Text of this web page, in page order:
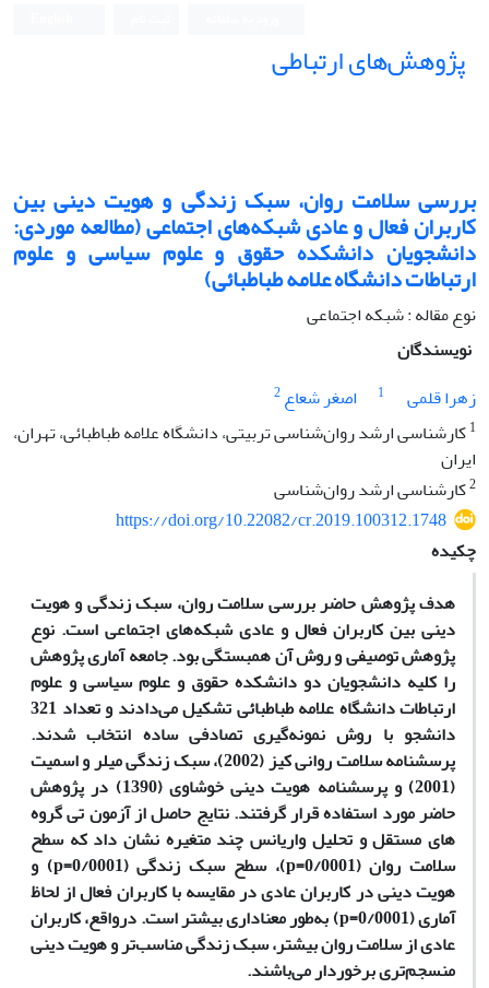
پژوهش‌های ارتباطی
بررسی سلامت روان، سبک زندگی و هویت دینی بین
کاربران فعال و عادی شبکه‌های اجتماعی (مطالعه موردی:
دانشجویان دانشکده حقوق و علوم سیاسی و علوم
ارتباطات دانشگاه علامه طباطبائی)
نوع مقاله : شبکه اجتماعی
نویسندگان
زهرا قلمی
1 اصغر شعاع2
1کارشناسی ارشد روان‌شناسی تربیتی، دانشگاه علامه طباطبائی، تهران،
ایران
2کارشناسی ارشد روان‌شناسی
https://doi.org/10.22082/cr.2019.100312.1748
چکیده
هدف پژوهش حاضر بررسی سلامت روان، سبک زندگی و هویت
دینی بین کاربران فعال و عادی شبکه­‌های اجتماعی است. نوع
پژوهش توصیفی و روش آن همبستگی بود. جامعه آماری پژوهش
را کلیه دانشجویان دو دانشکده حقوق و علوم سیاسی و علوم
ارتباطات دانشگاه علامه طباطبائی تشکیل می­‌دادند و تعداد 321
دانشجو با روش نمونه‌گیری تصادفی ساده انتخاب شدند.
پرسشنامه سلامت روانی کیز (2002)، سبک زندگی میلر و اسمیت
(2001) و پرسشنامه هویت دینی خوشاوی (1390) در پژوهش
حاضر مورد استفاده قرار گرفتند. نتایج حاصل از آزمون تی گروه­‌
های مستقل و تحلیل واریانس چند متغیره نشان داد که سطح
سلامت روان (0/0001=p)، سطح سبک زندگی
(0/0001=p)
و
هویت دینی در کاربران عادی در مقایسه با کاربران فعال از لحاظ
آماری (0/0001=p) به‌طور معناداری بیشتر است. درواقع، کاربران
عادی از سلامت روان بیشتر، سبک زندگی مناسب‌­تر و هویت دینی
منسجم‌­تری برخوردار می‌­باشند.